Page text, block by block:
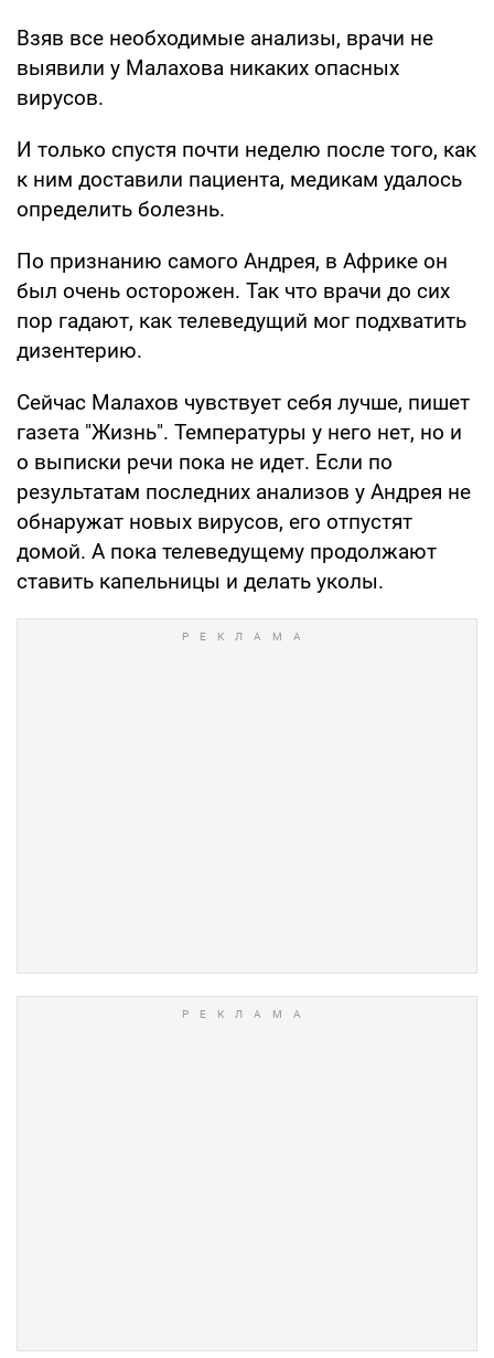
Взяв все необходимые анализы, врачи не
выявили у Малахова никаких опасных
вирусов.
И только спустя почти неделю после того, как
к ним доставили пациента, медикам удалось
определить болезнь.
По признанию самого Андрея, в Африке он
был очень осторожен. Так что врачи до сих
пор гадают, как телеведущий мог подхватить
дизентерию.
Сейчас Малахов чувствует себя лучше, пишет
газета "Жизнь". Температуры у него нет, но и
о выписки речи пока не идет. Если по
результатам последних анализов у Андрея не
обнаружат новых вирусов, его отпустят
домой. А пока телеведущему продолжают
ставить капельницы и делать уколы.